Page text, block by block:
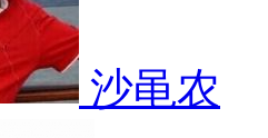
沙黾农